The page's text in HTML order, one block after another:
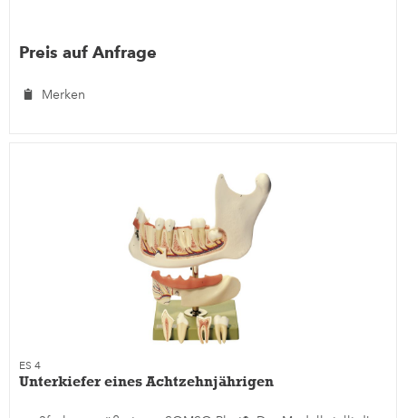
Preis auf Anfrage
Merken
ES 4
Unterkiefer eines Achtzehnjährigen